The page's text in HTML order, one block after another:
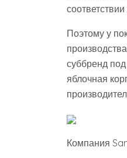
Поэтому у
суббренд
яблочная
Компания